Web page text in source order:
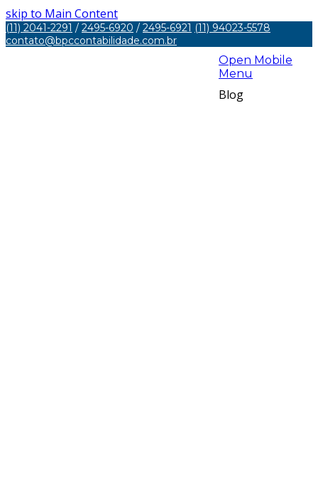
skip to Main Content
(11) 2041-2291 / 2495-6920 / 2495-6921 (11) 94023-5578
contato@bpccontabilidade.com.br
Open Mobile
Menu
Blog